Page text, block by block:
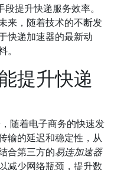
提升快递服务效率。
来，随着技术的不断发
快递加速器的最新动
提升快递
随着电子商务的快速发
输的延迟和稳定性，从
合第三方的易连加速器
减少网络瓶颈，提升数